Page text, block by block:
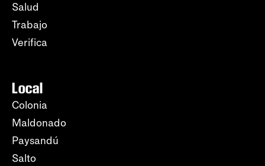
Salud
Trabajo
Verifica
Local
Colonia
Maldonado
Paysandú
Salto